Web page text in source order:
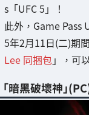
s「UFC 5」！
此外，Game
5年2月11日(二)期
Lee 同捆包」，可
「暗黑破壞神」